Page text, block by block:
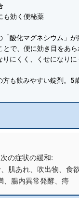
も効く便秘薬
酸化マグネシウム」が
で、便に効き目をあら
にくく、くせになりに
も飲みやすい錠剤。5
の症状の緩和:
肌あれ、吹出物、食
、腸内異常発酵、痔